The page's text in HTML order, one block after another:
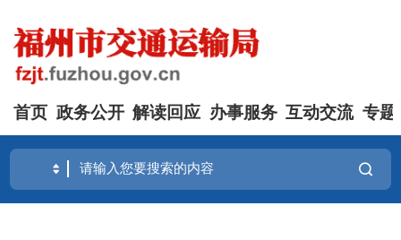
首页 政务公开 解读回应 办事服务 互动交流 专题